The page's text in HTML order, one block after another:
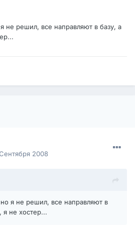
не решил, все направляют в базу, а
2008
я не решил, все направляют в
я не хостер...